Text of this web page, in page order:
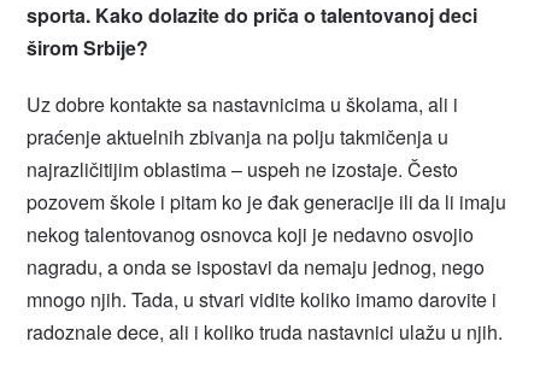
sporta. Kako dolazite do priča o talentovanoj deci
širom Srbije?
Uz dobre kontakte sa nastavnicima u školama, ali i
praćenje aktuelnih zbivanja na polju takmičenja u
najrazličitijim oblastima – uspeh ne izostaje. Često
pozovem škole i pitam ko je đak generacije ili da li imaju
nekog talentovanog osnovca koji je nedavno osvojio
nagradu, a onda se ispostavi da nemaju jednog, nego
mnogo njih. Tada, u stvari vidite koliko imamo darovite i
radoznale dece, ali i koliko truda nastavnici ulažu u njih.